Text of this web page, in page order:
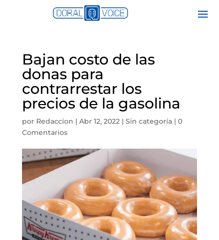
Bajan costo de las
donas para
contrarrestar los
precios de la gasolina
por Redaccion | Abr 12, 2022| Sin categoría| 0
Comentarios